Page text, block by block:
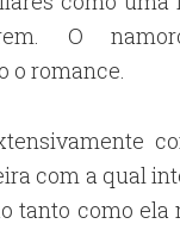
O
o romance.
com a qual
tanto como